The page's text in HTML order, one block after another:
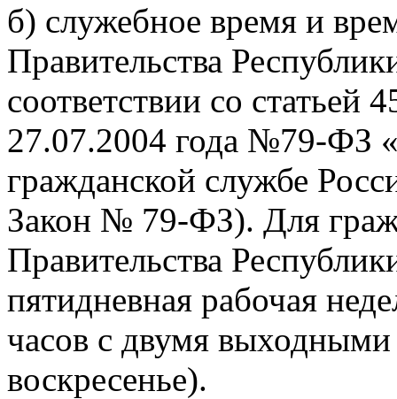
б) служебное время и
Правительства
соответствии со статьей
27.07.2004 года №79-ФЗ
гражданской службе
Закон № 79-ФЗ). Для
Правительства
пятидневная рабочая
часов с двумя
воскресенье).